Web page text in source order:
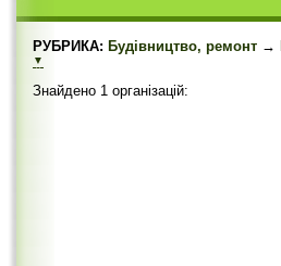
РУБРИКА: Будівництво, ремонт →
▼
Знайдено 1 організацій: